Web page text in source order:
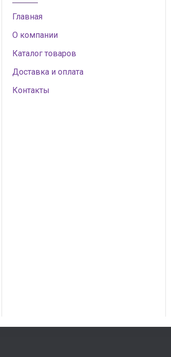
Главная
О компании
Каталог товаров
Доставка и оплата
Контакты